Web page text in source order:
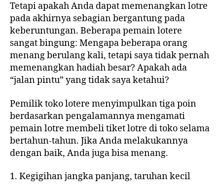
Tetapi apakah Anda dapat memenangkan lotre
pada akhirnya sebagian bergantung pada
keberuntungan. Beberapa pemain lotere
sangat bingung: Mengapa beberapa orang
menang berulang kali, tetapi saya tidak pernah
memenangkan hadiah besar? Apakah ada
“jalan pintu” yang tidak saya ketahui?
Pemilik toko lotere menyimpulkan tiga poin
berdasarkan pengalamannya mengamati
pemain lotre membeli tiket lotre di toko selama
bertahun-tahun. Jika Anda melakukannya
dengan baik, Anda juga bisa menang.
1. Kegigihan jangka panjang, taruhan kecil